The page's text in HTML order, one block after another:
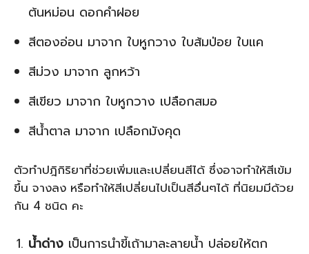
ต้นหม่อน ดอกคำฝอย
สีตองอ่อน มาจาก ใบหูกวาง ใบส้มป่อย ใบแค
สีม่วง มาจาก ลูกหว้า
สีเขียว มาจาก ใบหูกวาง เปลือกสมอ
สีน้ำตาล มาจาก เปลือกมังคุด
ตัวทำปฎิกิริยาที่ช่วยเพิ่มและเปลี่ยนสีได้ ซึ่งอาจทำให้สีเข้ม
ขึ้น จางลง หรือทำให้สีเปลี่ยนไปเป็นสีอื่นๆได้ ที่นิยมมีด้วย
กัน 4 ชนิด คะ
น้ำด่าง เป็นการนำขี้เถ้ามาละลายน้ำ ปล่อยให้ตก